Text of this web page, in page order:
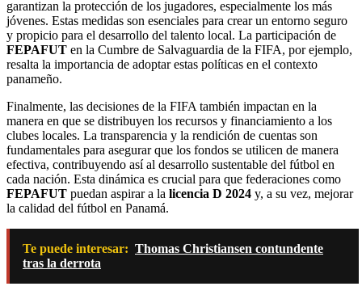
garantizan la protección de los jugadores, especialmente los más
jóvenes. Estas medidas son esenciales para crear un entorno seguro
y propicio para el desarrollo del talento local. La participación de
FEPAFUT en la Cumbre de Salvaguardia de la FIFA, por ejemplo,
resalta la importancia de adoptar estas políticas en el contexto
panameño.
Finalmente, las decisiones de la FIFA también impactan en la
manera en que se distribuyen los recursos y financiamiento a los
clubes locales. La transparencia y la rendición de cuentas son
fundamentales para asegurar que los fondos se utilicen de manera
efectiva, contribuyendo así al desarrollo sustentable del fútbol en
cada nación. Esta dinámica es crucial para que federaciones como
FEPAFUT puedan aspirar a la licencia D 2024 y, a su vez, mejorar
la calidad del fútbol en Panamá.
Te puede interesar: Thomas Christiansen contundente
tras la derrota